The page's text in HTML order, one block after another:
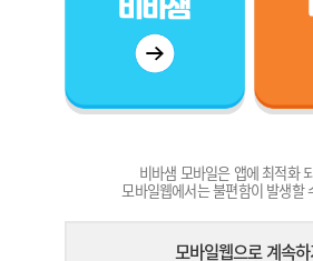
비바샘 모바일은 앱에 최적화
모바일웹에서는 불편함이 발생할
모바일웹으로 계속